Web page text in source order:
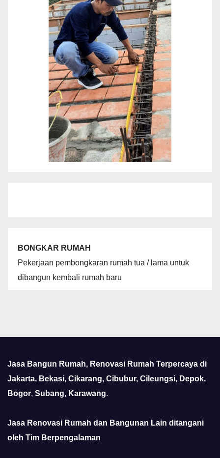
BONGKAR RUMAH
Pekerjaan pembongkaran rumah tua / lama untuk
dibangun kembali rumah baru
Jasa Bangun Rumah, Renovasi Rumah Terpercaya di
Jakarta, Bekasi, Cikarang, Cibubur, Cileungsi, Depok,
Bogor, Subang, Karawang.
Jasa Renovasi Rumah dan Bangunan Lain ditangani
oleh Tim Berpengalaman